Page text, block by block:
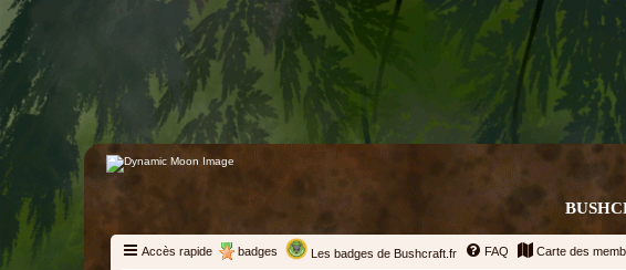
Accès rapide badges Les badges de Bushcraft.fr FAQ Carte des